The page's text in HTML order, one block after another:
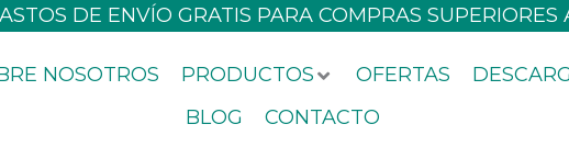
DE ENVÍO GRATIS PARA COMPRAS
NOSOTROS PRODUCTOS OFERTAS
BLOG
CONTACTO